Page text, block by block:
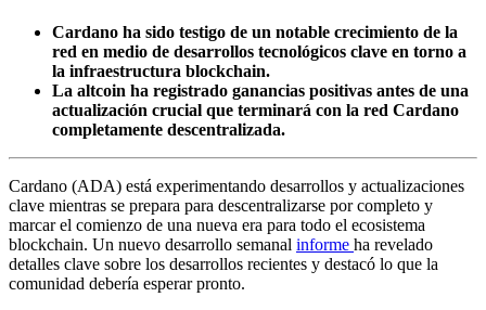
Cardano ha sido testigo de un notable crecimiento de la
red en medio de desarrollos tecnológicos clave en torno a
la infraestructura blockchain.
La altcoin ha registrado ganancias positivas antes de una
actualización crucial que terminará con la red Cardano
completamente descentralizada.
Cardano (ADA) está experimentando desarrollos y actualizaciones
clave mientras se prepara para descentralizarse por completo y
marcar el comienzo de una nueva era para todo el ecosistema
blockchain. Un nuevo desarrollo semanal informe ha revelado
detalles clave sobre los desarrollos recientes y destacó lo que la
comunidad debería esperar pronto.